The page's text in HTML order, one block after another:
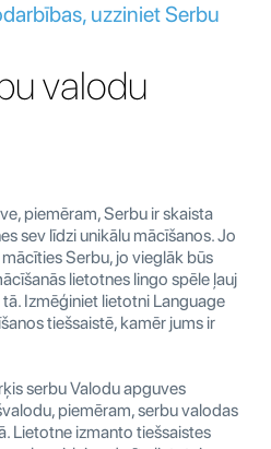
uzziniet Serbu
valodu
piemēram, Serbu ir skaista
sev līdzi unikālu mācīšanos. Jo
Serbu, jo vieglāk būs
lietotnes lingo spēle ļauj
Izmēģiniet lietotni Language
tiešsaistē, kamēr jums ir
serbu Valodu apguves
piemēram, serbu valodas
Lietotne izmanto tiešsaistes